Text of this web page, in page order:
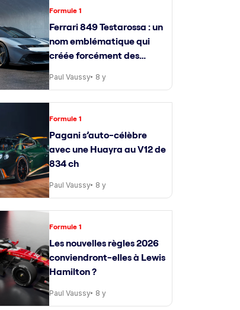
Formule 1
Ferrari 849 Testarossa : un
nom emblématique qui
créée forcément des
attentes
Paul Vaussy 8 y
Formule 1
Pagani s’auto-célèbre
avec une Huayra au V12 de
834 ch
Paul Vaussy 8 y
Formule 1
Les nouvelles règles 2026
conviendront-elles à Lewis
Hamilton ?
Paul Vaussy 8 y